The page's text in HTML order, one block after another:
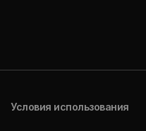
Условия использования